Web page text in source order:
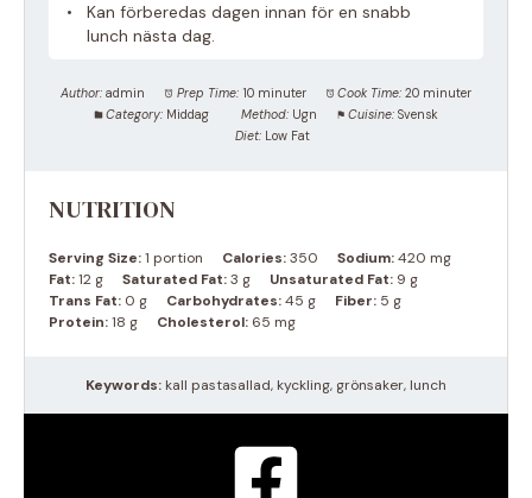
Kan förberedas dagen innan för en snabb
lunch nästa dag.
Author: admin Prep Time: 10 minuter Cook Time: 20 minuter
Category: Middag Method: Ugn Cuisine: Svensk
Diet: Low Fat
NUTRITION
Serving Size:1 portion Calories:350 Sodium:420 mg
Fat:12 g Saturated Fat:3 g Unsaturated Fat: 9 g
Trans Fat: 0 g Carbohydrates:45 g Fiber: 5 g
Protein:18 g Cholesterol: 65 mg
Keywords: kall pastasallad, kyckling, grönsaker, lunch